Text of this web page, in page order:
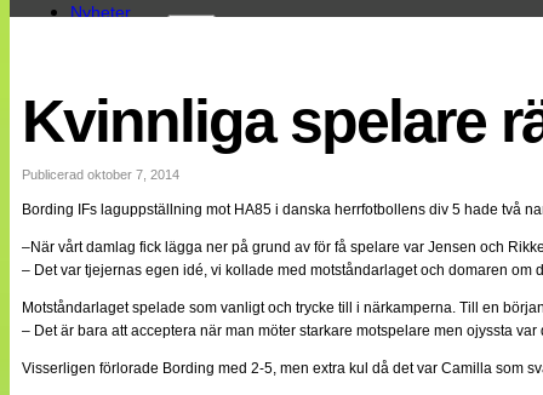
Nyheter
Landslaget
EM 2013
Internationellt
Bildreportage
Bloggar
Lagen
Webb-TV
Cuper
Medlemsbilder
Till klubbkassan
Split vision
Kvinnliga spelare
Publicerad oktober 7, 2014
Bording IFs laguppställning mot HA85 i danska herrfotbollens div 5 hade två
–När vårt damlag fick lägga ner på grund av för få spelare var Jensen och
– Det var tjejernas egen idé, vi kollade med motståndarlaget och domaren om
Motståndarlaget spelade som vanligt och trycke till i närkamperna. Till en
– Det är bara att acceptera när man möter starkare motspelare men ojyssta
Visserligen förlorade Bording med 2-5, men extra kul då det var Camilla som